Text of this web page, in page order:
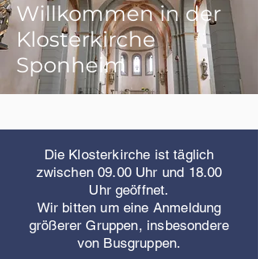
Willkommen in der
Klosterkirche
Sponheim
Die Klosterkirche ist täglich
zwischen 09.00 Uhr und 18.00
Uhrgeöffnet.
Wir bitten um eine Anmeldung
größerer Gruppen, insbesondere
von Busgruppen.